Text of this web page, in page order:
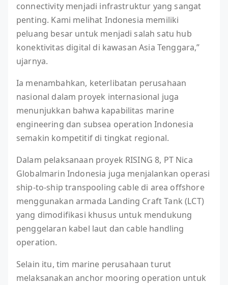
connectivity menjadi infrastruktur yang sangat
penting. Kami melihat Indonesia memiliki
peluang besar untuk menjadi salah satu hub
konektivitas digital di kawasan Asia Tenggara,”
ujarnya.
Ia menambahkan, keterlibatan perusahaan
nasional dalam proyek internasional juga
menunjukkan bahwa kapabilitas marine
engineering dan subsea operation Indonesia
semakin kompetitif di tingkat regional.
Dalam pelaksanaan proyek RISING 8, PT Nica
Globalmarin Indonesia juga menjalankan operasi
ship-to-ship transpooling cable di area offshore
menggunakan armada Landing Craft Tank (LCT)
yang dimodifikasi khusus untuk mendukung
penggelaran kabel laut dan cable handling
operation.
Selain itu, tim marine perusahaan turut
melaksanakan anchor mooring operation untuk